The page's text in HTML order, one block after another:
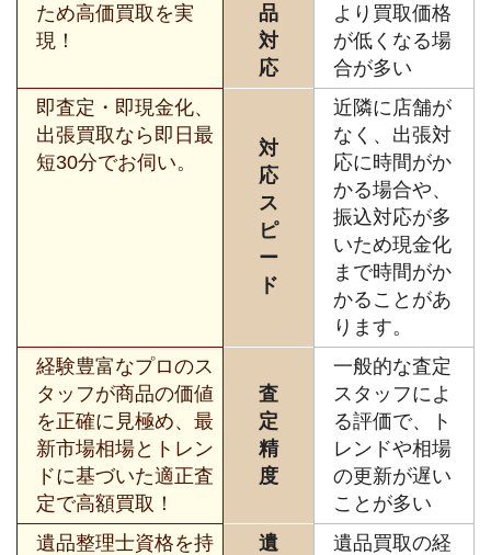
ため高価買取を実
現！
品
対
応
より買取価格
が低くなる場
合が多い
即査定・即現金化、
出張買取なら即日最
短30分でお伺い。
対
応
ス
ピ
ー
ド
近隣に店舗が
なく、出張対
応に時間がか
かる場合や、
振込対応が多
いため現金化
まで時間がか
かることがあ
ります。
経験豊富なプロのス
タッフが商品の価値
を正確に見極め、最
新市場相場とトレン
ドに基づいた適正査
定で高額買取！
査
定
精
度
一般的な査定
スタッフによ
る評価で、ト
レンドや相場
の更新が遅い
ことが多い
遺品整理士資格を持
遺
遺品買取の経